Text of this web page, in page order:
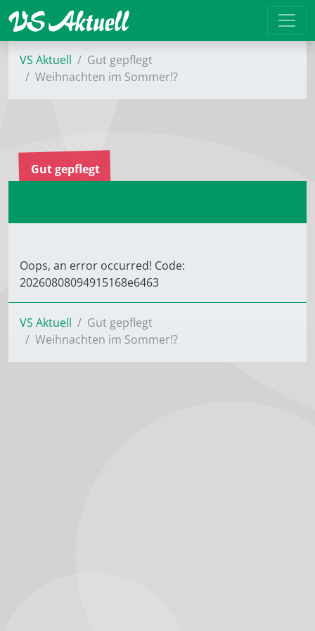
VS Aktuell
Gut gepflegt
Weihnachten im Sommer!?
Gut gepflegt
Oops, an error occurred! Code:
20260808094915168e6463
VS Aktuell
Gut gepflegt
Weihnachten im Sommer!?